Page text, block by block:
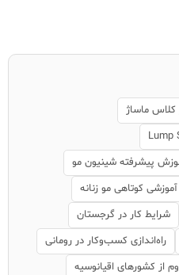
ماساژ
Lump
پیشرفته شینیون مو
آموزشی کوتاهی مو زنانه
شرایط کار در گرجستان
راه‌اندازی کسب‌وکار در رومانی
از کشورهای اقیانوسیه